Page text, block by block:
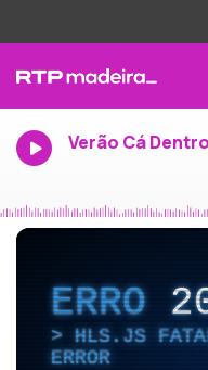
Verão Cá
ERRO
HLS.JS
ERROR